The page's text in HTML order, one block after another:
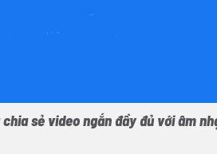
sẻ video ngắn đầy đủ với âm